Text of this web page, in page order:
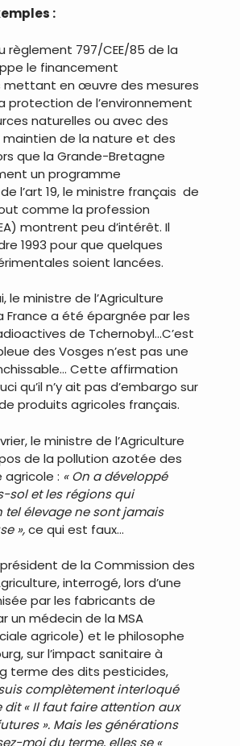
:
règlement 797/CEE/85 de la
le financement
mettant en œuvre des mesures
de l’environnement
naturelles ou avec des
de la nature et des
que la Grande-Bretagne
un programme
l’art 19, le ministre français de
comme la profession
montrent peu d’intérêt. Il
1993 pour que quelques
soient lancées.
le ministre de l’Agriculture
France a été épargnée par les
de Tchernobyl…C’est
des Vosges n’est pas une
Cette affirmation
qu’il n’y ait pas d’embargo sur
produits agricoles français.
le ministre de l’Agriculture
de la pollution azotée des
agricole : « On a développé
sol et les régions qui
élevage ne sont jamais
»,ce qui est faux…
président de la Commission des
interrogé, lors d’une
par les fabricants de
un médecin de la MSA
agricole) et le philosophe
sur l’impact sanitaire à
terme des dits pesticides,
complètement interloqué
« Il faut faire attention aux
». Mais les générations
moi du terme, elles se «